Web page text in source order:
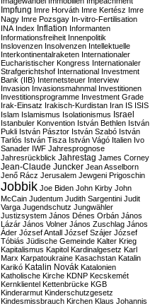
Impfung Imre Horváth Imre Kertész Imre
Nagy Imre Pozsgay In-vitro-Fertilisation
INA Index Inflation Informanten
Informationsfreiheit Innenpolitik
Inslovenzen Insolvenzen Intellektuelle
Interkontinentalraketen Internationaler
Eucharistischer Kongress Internationaler
Strafgerichtshof International Investment
Bank (IIB) Internetsteuer Interview
Invasion Invasionsmahnmal Investitionen
Investitionsprogramme Investment Grade
Irak-Einsatz Irakisch-Kurdistan Iran IS ISIS
Islam Islamismus Isolationismus Israel
Istanbuler Konvention István Bethlen István
Pukli István Pásztor István Szabó István
Tarlós István Tisza István Vágó Italien Ivo
Sanader IWF Jahresprognose
Jahresrückblick Jahrestag James Corney
Jean-Claude Juncker Jean Asselborn
Jenő Rácz Jerusalem Jewgeni Prigoschin
Jobbik Joe Biden John Kirby John
McCain Judentum Judith Sargentini Judit
Varga Jugendschutz Jungwähler
Justizsystem János Dénes Orbán János
Lázár János Volner János Zuschlag János
Áder József Antall József Szájer József
Tóbiás Jüdische Gemeinde Kalter Krieg
Kapitalismus Kapitol Kardinalgesetz Karl
Marx Karpatoukraine Kasachstan Katalin
Karikó Katalin Novák Katalonien
Katholische Kirche KDNP Kecskemét
Kernklientel Kettenbrücke KGB
Kinderarmut Kinderschutzgesetz
Kindesmissbrauch Kirchen Klaus Johannis